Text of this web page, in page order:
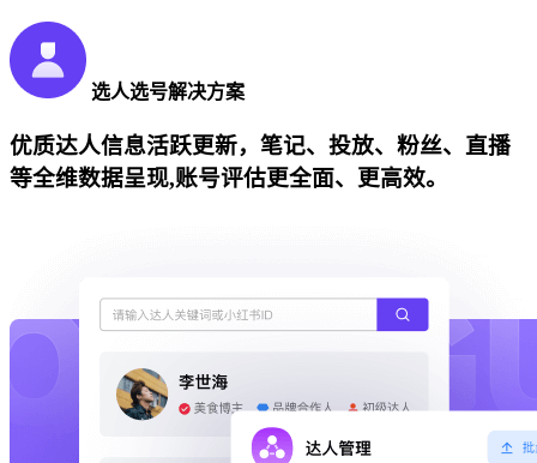
选人选号解决方案
优质达人信息活跃更新，笔记、投放、粉丝、直播
等全维数据呈现,账号评估更全面、更高效。